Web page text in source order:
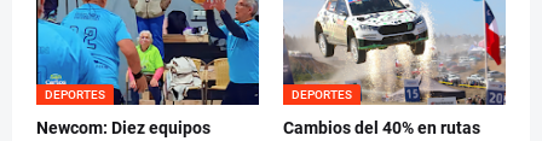
DEPORTES
Newcom: Diez equipos
DEPORTES
Cambios del 40% en rutas